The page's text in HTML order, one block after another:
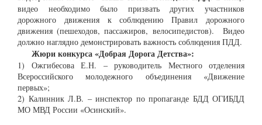
видео необходимо было призвать других участников
дорожного движения к соблюдению Правил дорожного
движения (пешеходов, пассажиров, велосипедистов). Видео
должно наглядно демонстрировать важность соблюдения ПДД.
Жюриконкурса«Добрая Дорога Детства»:
1) Ожгибесова Е.Н. – руководитель Местного отделения
Всероссийского молодежного объединения «Движение
первых»;
2) Калинник Л.В. – инспектор по пропаганде БДД ОГИБДД
МО МВД России «Осинский».